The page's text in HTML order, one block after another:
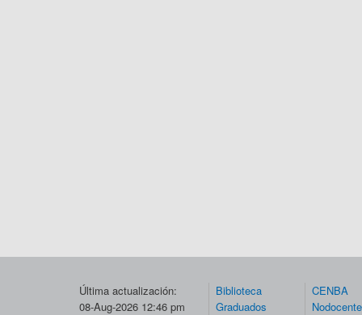
Última actualización:
08-Aug-2026 12:46 pm
Biblioteca
Graduados
CENBA